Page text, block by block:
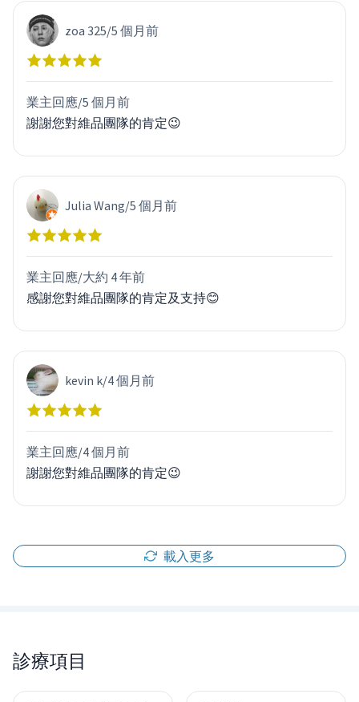
zoa 325/5 個月前
業主回應/5 個月前
謝謝您對維品團隊的肯定😉
Julia Wang/5 個月前
業主回應/大約 4 年前
感謝您對維品團隊的肯定及支持😊
kevin k/4 個月前
業主回應/4 個月前
謝謝您對維品團隊的肯定😉
載入更多
診療項目